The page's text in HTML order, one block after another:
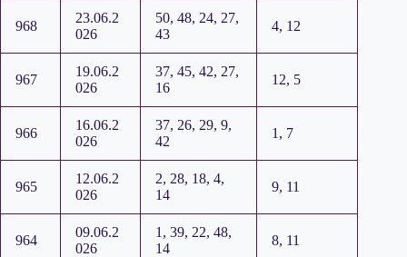
968
23.06.2
026
50, 48, 24, 27,
43
4, 12
967
19.06.2
026
37, 45, 42, 27,
16
12, 5
966
16.06.2
026
37, 26, 29, 9,
42
1, 7
965
12.06.2
026
2, 28, 18, 4,
14
9, 11
964
09.06.2
026
1, 39, 22, 48,
14
8, 11